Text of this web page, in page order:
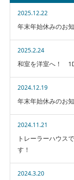
2025.12.22
年末年始休みのお
2025.2.24
和室を洋室へ！
2024.12.19
年末年始休みのお
2024.11.21
トレーラーハウス
す！
2024.3.20